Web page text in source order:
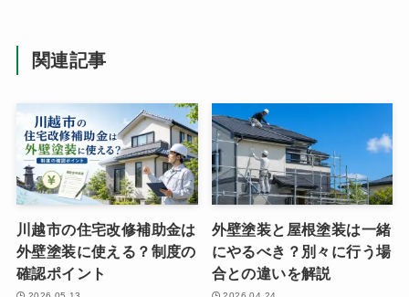
関連記事
川越市の住宅改修補助金は
外壁塗装に使える？制度の
確認ポイント
外壁塗装と屋根塗装は一緒
にやるべき？別々に行う場
合との違いを解説